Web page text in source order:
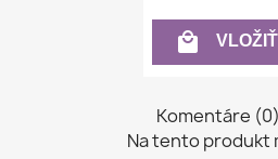

Komentáre (0)
Na tento produkt